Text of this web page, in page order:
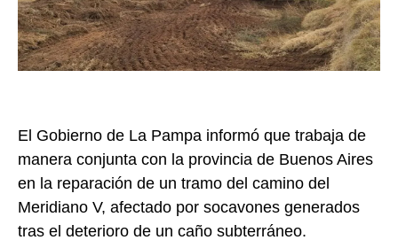
El Gobierno de La Pampa informó que trabaja de
manera conjunta con la provincia de Buenos Aires
en la reparación de un tramo del camino del
Meridiano V, afectado por socavones generados
tras el deterioro de un caño subterráneo.